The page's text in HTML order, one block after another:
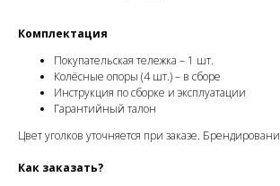
Комплектация
Покупательская тележка – 1 шт.
Колёсные опоры (4 шт.) – в сборе
Инструкция по сборке и эксплуатации
Гарантийный талон
Цвет уголков уточняется при заказе.
Как заказать?